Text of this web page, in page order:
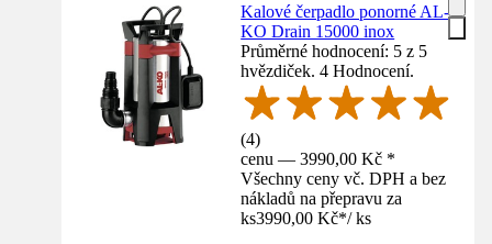
Kalové čerpadlo ponorné AL-
KO Drain 15000 inox
Průměrné hodnocení: 5 z 5
hvězdiček. 4 Hodnocení.
(4)
cenu — 3990,00 Kč *
Všechny ceny vč. DPH a bez
nákladů na přepravu za
ks3990,00 Kč*/ ks